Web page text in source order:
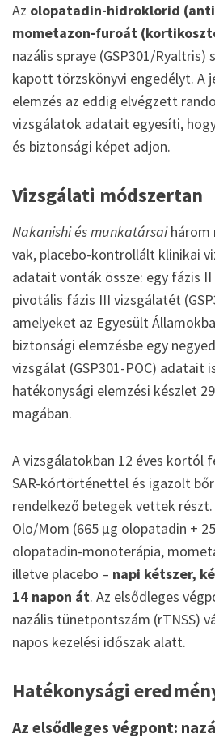
Az olopatadin-hidroklorid
mometazon-furoát
nazális spraye (GSP301/Ryaltris)
kapott törzskönyvi engedélyt. A
elemzés az eddig elvégzett
vizsgálatok adatait egyesíti,
és biztonsági képet adjon.
Vizsgálati módszertan
Nakanishi és munkatársaihárom
vak, placebo-kontrollált klinikai
adatait vonták össze: egy fázis II
pivotális fázis III vizsgálatét
amelyeket az Egyesült
biztonsági elemzésbe egy
vizsgálat (GSP301-POC) adatait
hatékonysági elemzési készlet
magában.
A vizsgálatokban 12 éves kortól
SAR-kórtörténettel és igazolt
rendelkező betegek vettek részt.
Olo/Mom (665 µg olopatadin +
olopatadin-monoterápia,
illetve placebo – napi kétszer,
14 napon át. Az elsődleges
nazális tünetpontszám (rTNSS)
napos kezelési időszak alatt.
Hatékonysági
Az elsődleges végpont: